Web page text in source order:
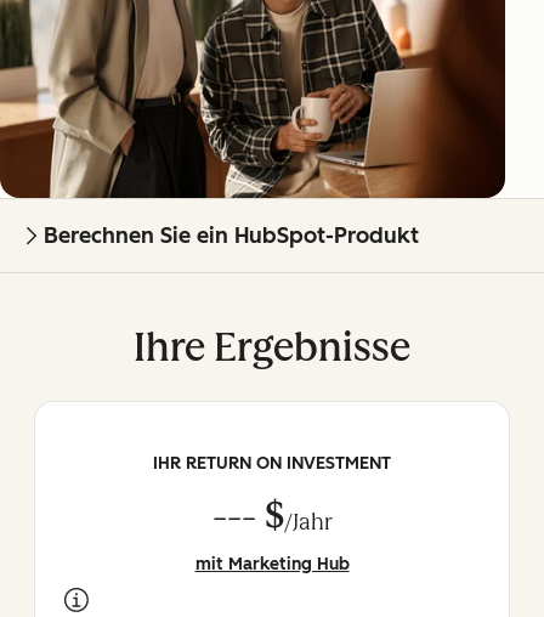
Berechnen Sie ein HubSpot-Produkt
Ihre Ergebnisse
IHR RETURN ON INVESTMENT
--- $/Jahr
mit Marketing Hub